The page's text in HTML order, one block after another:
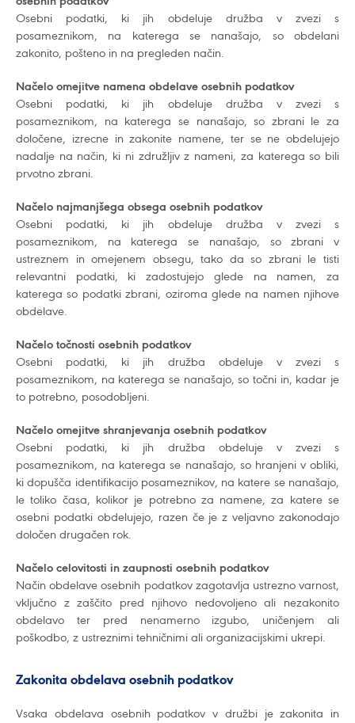
Osebni podatki, ki jih obdeluje družba v zvezi s
posameznikom, na katerega se nanašajo, so obdelani
zakonito, pošteno in na pregleden način.
Načelo omejitve namena obdelave osebnih podatkov
Osebni podatki, ki jih obdeluje družba v zvezi s
posameznikom, na katerega se nanašajo, so zbrani le za
določene, izrecne in zakonite namene, ter se ne obdelujejo
nadalje na način, ki ni združljiv z nameni, za katerega so bili
prvotno zbrani.
Načelo najmanjšega obsega osebnih podatkov
Osebni podatki, ki jih obdeluje družba v zvezi s
posameznikom, na katerega se nanašajo, so zbrani v
ustreznem in omejenem obsegu, tako da so zbrani le tisti
relevantni podatki, ki zadostujejo glede na namen, za
katerega so podatki zbrani, oziroma glede na namen njihove
obdelave.
Načelo točnosti osebnih podatkov
Osebni podatki, ki jih družba obdeluje v zvezi s
posameznikom, na katerega se nanašajo, so točni in, kadar je
to potrebno, posodobljeni.
Načelo omejitve shranjevanja osebnih podatkov
Osebni podatki, ki jih družba obdeluje v zvezi s
posameznikom, na katerega se nanašajo, so hranjeni v obliki,
ki dopušča identifikacijo posameznikov, na katere se nanašajo,
le toliko časa, kolikor je potrebno za namene, za katere se
osebni podatki obdelujejo, razen če je z veljavno zakonodajo
določen drugačen rok.
Načelo celovitosti in zaupnosti osebnih podatkov
Način obdelave osebnih podatkov zagotavlja ustrezno varnost,
vključno z zaščito pred njihovo nedovoljeno ali nezakonito
obdelavo ter pred nenamerno izgubo, uničenjem ali
poškodbo, z ustreznimi tehničnimi ali organizacijskimi ukrepi.
Zakonita obdelava osebnih podatkov
Vsaka obdelava osebnih podatkov v družbi je zakonita in